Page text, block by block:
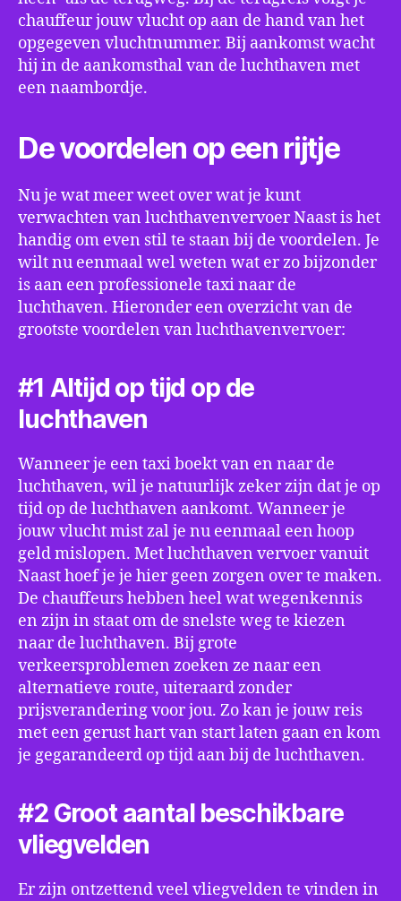
chauffeur jouw vlucht op aan de hand van het
opgegeven vluchtnummer. Bij aankomst wacht
hij in de aankomsthal van de luchthaven met
een naambordje.
De voordelen op een rijtje
Nu je wat meer weet over wat je kunt
verwachten van luchthavenvervoer Naast is het
handig om even stil te staan bij de voordelen. Je
wilt nu eenmaal wel weten wat er zo bijzonder
is aan een professionele taxi naar de
luchthaven. Hieronder een overzicht van de
grootste voordelen van luchthavenvervoer:
#1 Altijd op tijd op de
luchthaven
Wanneer je een taxi boekt van en naar de
luchthaven, wil je natuurlijk zeker zijn dat je op
tijd op de luchthaven aankomt. Wanneer je
jouw vlucht mist zal je nu eenmaal een hoop
geld mislopen. Met luchthaven vervoer vanuit
Naast hoef je je hier geen zorgen over te maken.
De chauffeurs hebben heel wat wegenkennis
en zijn in staat om de snelste weg te kiezen
naar de luchthaven. Bij grote
verkeersproblemen zoeken ze naar een
alternatieve route, uiteraard zonder
prijsverandering voor jou. Zo kan je jouw reis
met een gerust hart van start laten gaan en kom
je gegarandeerd op tijd aan bij de luchthaven.
#2 Groot aantal beschikbare
vliegvelden
Er zijn ontzettend veel vliegvelden te vinden in